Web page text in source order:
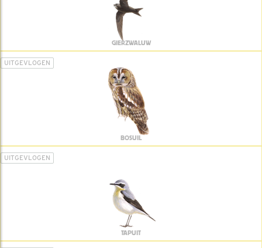
GIERZWALUW
UITGEVLOGEN
BOSUIL
UITGEVLOGEN
TAPUIT